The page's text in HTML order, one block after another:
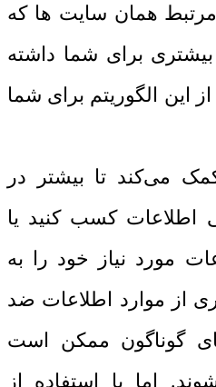
همان سایت ‌ها که
برای شما داشته
از این الگوریتم برای شما
می‌کند تا بیشتر در
اطلاعات کسب کنید یا
مورد نیاز خود را به
از موارد اطلاعات ضد
گوناگون ممکن است
اما با استفاده از